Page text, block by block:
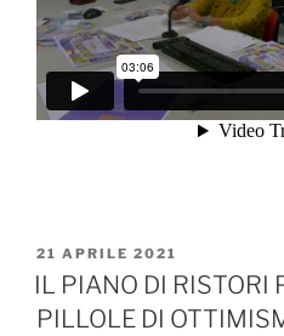
PUBBLICATO
IL
21 APRILE 2021
IL PIANO DI RISTORI
PILLOLE DI